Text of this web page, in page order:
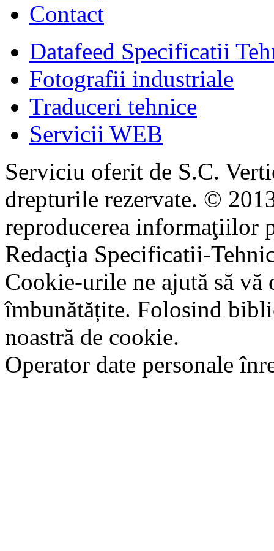
Contact
Datafeed Specificatii
Fotografii industriale
Traduceri tehnice
Servicii WEB
Serviciu oferit de S.C.
drepturile rezervate. ©
reproducerea informaţiilor
Redacţia Specificatii-
Cookie-urile ne ajută să
îmbunătățite. Folosind
noastră de cookie.
Operator date personale